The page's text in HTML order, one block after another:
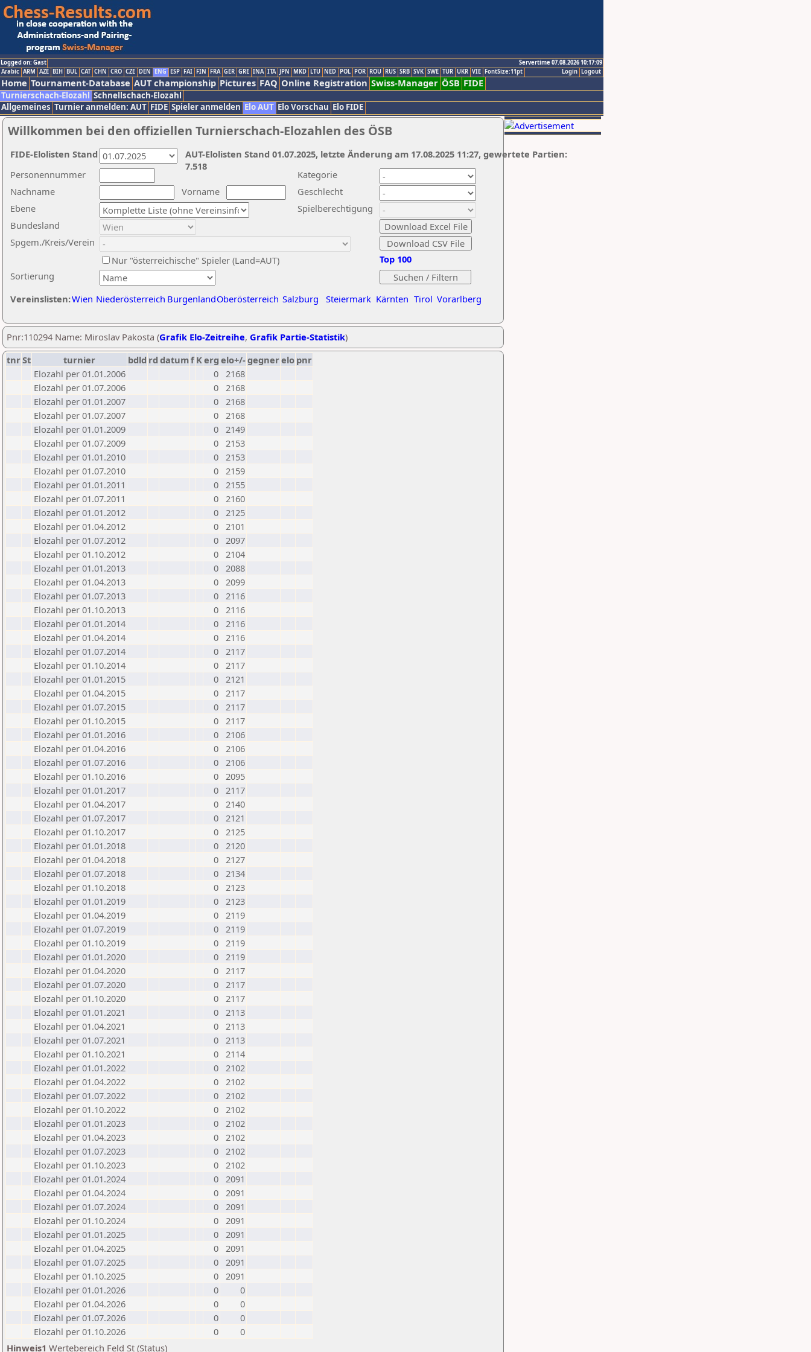
Logged on: Gast
Servertime 07.08.2026 10:17:09
Logout
Login
Arabic ARM AZE BIH BUL CAT CHN CRO CZE DEN ENG ESP FAI FIN FRA GER GRE INA ITA JPN MKD LTU NED POL POR ROU RUS SRB SVK SWE TUR UKR VIE FontSize:11pt
Home Tournament-Database AUT championship Pictures FAQ Online Registration Swiss-Manager ÖSB FIDE
Turnierschach-Elozahl Schnellschach-Elozahl
Allgemeines Turnier anmelden: AUT FIDE Spieler anmelden Elo AUT Elo Vorschau Elo FIDE
Willkommen bei den offiziellen Turnierschach-Elozahlen des ÖSB
Nachname
Vorname
Ebene
Kategorie
Sortierung
Personennummer
Bundesland
Spgem./Kreis/Verein
Geschlecht
Nur "österreichische" Spieler (Land=AUT)
Spielberechtigung
Vereinslisten:Wien Niederösterreich BurgenlandOberösterreich Salzburg Steiermark Kärnten Tirol Vorarlberg
Top 100
AUT-Elolisten Stand 01.07.2025, letzte Änderung am 17.08.2025 11:27, gewertete Partien:
7.518
FIDE-Elolisten Stand
Pnr:110294 Name: Miroslav Pakosta (Grafik Elo-Zeitreihe, Grafik Partie-Statistik)
tnrSt turnier bdld rd datumf Kerg elo+/-gegnerelo pnr
Elozahl per 01.01.2006
0 2168
Elozahl per 01.07.2006
0 2168
Elozahl per 01.01.2007
0 2168
Elozahl per 01.07.2007
0 2168
Elozahl per 01.01.2009
0 2149
Elozahl per 01.07.2009
0 2153
Elozahl per 01.01.2010
0 2153
Elozahl per 01.07.2010
0 2159
Elozahl per 01.01.2011
0 2155
Elozahl per 01.07.2011
0 2160
Elozahl per 01.01.2012
0 2125
Elozahl per 01.04.2012
0 2101
Elozahl per 01.07.2012
0 2097
Elozahl per 01.10.2012
0 2104
Elozahl per 01.01.2013
0 2088
Elozahl per 01.04.2013
0 2099
Elozahl per 01.07.2013
0 2116
Elozahl per 01.10.2013
0 2116
Elozahl per 01.01.2014
0 2116
Elozahl per 01.04.2014
0 2116
Elozahl per 01.07.2014
0 2117
Elozahl per 01.10.2014
0 2117
Elozahl per 01.01.2015
0 2121
Elozahl per 01.04.2015
0 2117
Elozahl per 01.07.2015
0 2117
Elozahl per 01.10.2015
0 2117
Elozahl per 01.01.2016
0 2106
Elozahl per 01.04.2016
0 2106
Elozahl per 01.07.2016
0 2106
Elozahl per 01.10.2016
0 2095
Elozahl per 01.01.2017
0 2117
Elozahl per 01.04.2017
0 2140
Elozahl per 01.07.2017
0 2121
Elozahl per 01.10.2017
0 2125
Elozahl per 01.01.2018
0 2120
Elozahl per 01.04.2018
0 2127
Elozahl per 01.07.2018
0 2134
Elozahl per 01.10.2018
0 2123
Elozahl per 01.01.2019
0 2123
Elozahl per 01.04.2019
0 2119
Elozahl per 01.07.2019
0 2119
Elozahl per 01.10.2019
0 2119
Elozahl per 01.01.2020
0 2119
Elozahl per 01.04.2020
0 2117
Elozahl per 01.07.2020
0 2117
Elozahl per 01.10.2020
0 2117
Elozahl per 01.01.2021
0 2113
Elozahl per 01.04.2021
0 2113
Elozahl per 01.07.2021
0 2113
Elozahl per 01.10.2021
0 2114
Elozahl per 01.01.2022
0 2102
Elozahl per 01.04.2022
0 2102
Elozahl per 01.07.2022
0 2102
Elozahl per 01.10.2022
0 2102
Elozahl per 01.01.2023
0 2102
Elozahl per 01.04.2023
0 2102
Elozahl per 01.07.2023
0 2102
Elozahl per 01.10.2023
0 2102
Elozahl per 01.01.2024
0 2091
Elozahl per 01.04.2024
0 2091
Elozahl per 01.07.2024
0 2091
Elozahl per 01.10.2024
0 2091
Elozahl per 01.01.2025
0 2091
Elozahl per 01.04.2025
0 2091
Elozahl per 01.07.2025
0 2091
Elozahl per 01.10.2025
0 2091
Elozahl per 01.01.2026
0
0
Elozahl per 01.04.2026
0
0
Elozahl per 01.07.2026
0
0
Elozahl per 01.10.2026
0
0
Hinweis1 Wertebereich Feld St (Status)